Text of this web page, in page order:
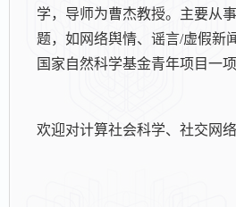
学，导师为曹杰教授。主要从
题，如网络舆情、谣言/虚假新
国家自然科学基金青年项目一
欢迎对计算社会科学、社交网